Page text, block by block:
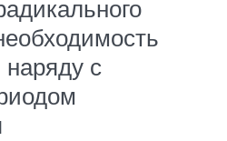
наряду с